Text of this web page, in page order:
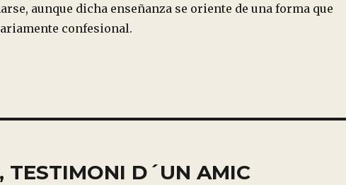
aunque dicha enseñanza se oriente de una forma que
confesional.
TESTIMONI D´UN AMIC